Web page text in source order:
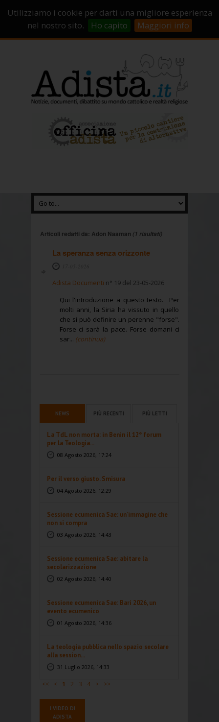
Utilizziamo i cookie per darti una migliore esperienza
nel nostro sito.
Ho capito Maggiori info
Campagne di crowdfunding
Chi Siamo
Articoli redatti da: Adon Naaman (1 risultati)
La speranza senza orizzonte
Adista Documenti n° 19 del 23-05-2026
Qui l'introduzione a questo testo. Per
molti anni, la Siria ha vissuto in quello
che si può definire un perenne "forse".
Forse ci sarà la pace. Forse domani ci
sar... (continua)
NEWS PIÙ RECENTI PIÙ LETTI
La TdL non morta: in Benin il 12° forum
per la Teologia...
08 Agosto 2026, 17:24
Per il verso giusto. Smisura
04 Agosto 2026, 12:29
Sessione ecumenica Sae: un’immagine che
non si compra
03 Agosto 2026, 14:43
Sessione ecumenica Sae: abitare la
secolarizzazione
02 Agosto 2026, 14:40
Sessione ecumenica Sae: Bari 2026, un
evento ecumenico
01 Agosto 2026, 14:36
La teologia pubblica nello spazio secolare
alla session...
31 Luglio 2026, 14:33
<< < 1 2 3 4 > >>
I VIDEO DI
ADISTA